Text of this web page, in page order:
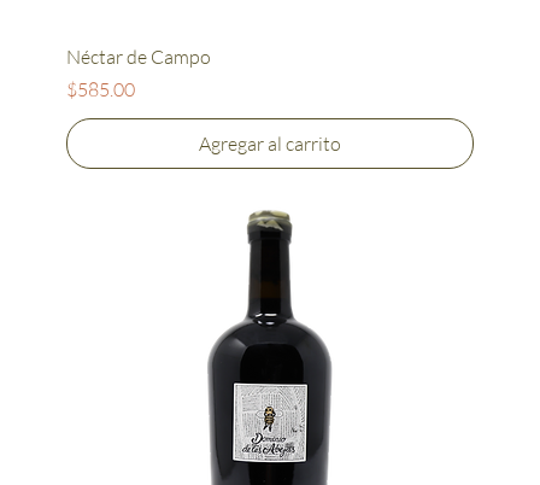
Néctar de Campo
Precio
$585.00
Agregar al carrito